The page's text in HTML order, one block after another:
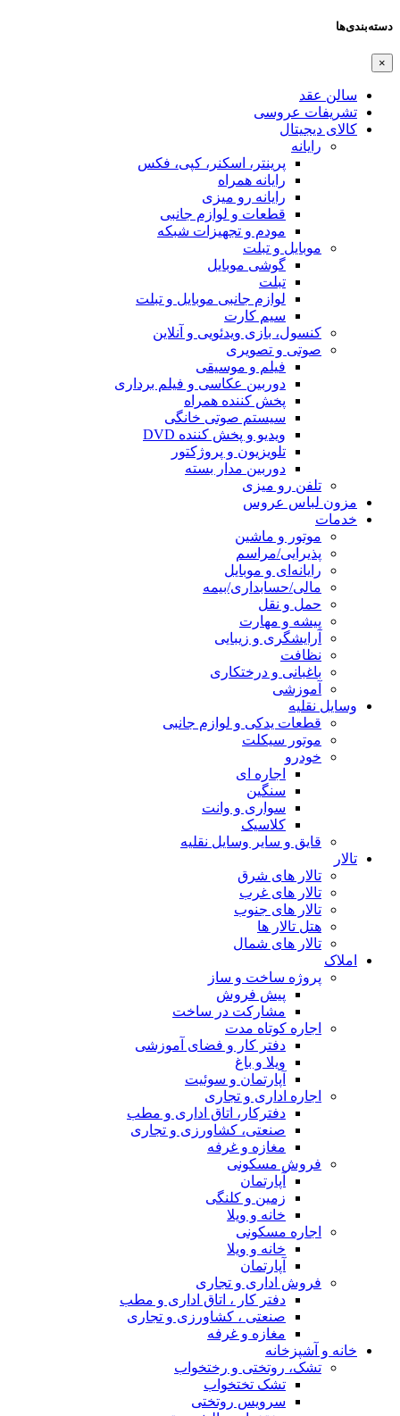
دسته‌بندی‌ها
×
سالن عقد
تشریفات عروسی
کالای دیجیتال
رایانه
پرینتر، اسکنر، کپی، فکس
رایانه همراه
رایانه رو میزی
قطعات و لوازم جانبی
مودم و تجهیزات شبکه
موبایل و تبلت
گوشی موبایل
تبلت
لوازم جانبی موبایل و تبلت
سیم کارت
کنسول، بازی‌ ویدئویی و آنلاین
صوتی و تصویری
فیلم و موسیقی
دوربین عکاسی و فیلم برداری
پخش کننده همراه
سیستم صوتی خانگی
ویدیو و پخش کننده DVD
تلویزیون و پروژکتور
دوربین مدار بسته
تلفن رو میزی
مزون لباس عروس
خدمات
موتور و ماشین
پذیرایی/مراسم
رایانه‌ای و موبایل
مالی/حسابداری/بیمه
حمل و نقل
پیشه و مهارت
آرایشگری و زیبایی
نظافت
باغبانی و درختکاری
آموزشی
وسایل نقلیه
قطعات یدکی و لوازم جانبی
موتور سیکلت
خودرو
اجاره ای
سنگین
سواری و وانت
کلاسیک
قایق و سایر وسایل نقلیه
تالار
تالار های شرق
تالار های غرب
تالار های جنوب
هتل تالار ها
تالار های شمال
املاک
پروژه ساخت و ساز
پیش فروش
مشارکت در ساخت
اجاره کوتاه مدت
دفتر کار و فضای آموزشی
ویلا و باغ
آپارتمان و سوئیت
اجاره اداری و تجاری
دفترکار، اتاق اداری و مطب
صنعتی، کشاورزی و تجاری
مغازه و غرفه
فروش مسکونی
آپارتمان
زمین و کلنگی
خانه و ویلا
اجاره مسکونی
خانه و ویلا
آپارتمان
فروش اداری و تجاری
دفتر کار ، اتاق اداری و مطب
صنعتی ، کشاورزی و تجاری
مغازه و غرفه
خانه و آشپزخانه
تشک، روتختی و رختخواب
تشک تختخواب
سرویس روتختی